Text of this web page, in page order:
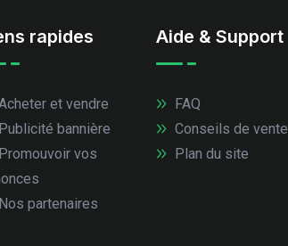
rapides
et vendre
Publicité bannière
Promouvoir vos
Nos partenaires
Aide & Support
FAQ
Conseils de vente
Plan du site